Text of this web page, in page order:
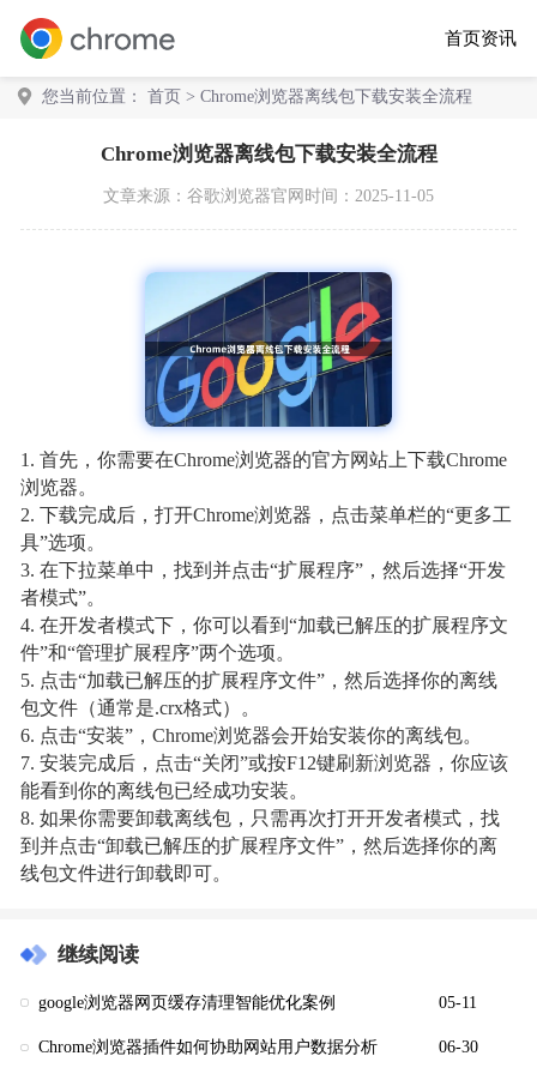
首页资讯
您当前位置： 首页 > Chrome浏览器离线包下载安装全流程
Chrome浏览器离线包下载安装全流程
文章来源： 谷歌浏览器官网 时间：2025-11-05
1. 首先，你需要在Chrome浏览器的官方网站上下载Chrome
浏览器。
2. 下载完成后，打开Chrome浏览器，点击菜单栏的“更多工
具”选项。
3. 在下拉菜单中，找到并点击“扩展程序”，然后选择“开发
者模式”。
4. 在开发者模式下，你可以看到“加载已解压的扩展程序文
件”和“管理扩展程序”两个选项。
5. 点击“加载已解压的扩展程序文件”，然后选择你的离线
包文件（通常是.crx格式）。
6. 点击“安装”，Chrome浏览器会开始安装你的离线包。
7. 安装完成后，点击“关闭”或按F12键刷新浏览器，你应该
能看到你的离线包已经成功安装。
8. 如果你需要卸载离线包，只需再次打开开发者模式，找
到并点击“卸载已解压的扩展程序文件”，然后选择你的离
线包文件进行卸载即可。
继续阅读
google浏览器网页缓存清理智能优化案例 05-11
Chrome浏览器插件如何协助网站用户数据分析 06-30